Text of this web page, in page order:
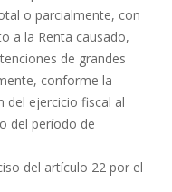
o parcialmente, con
a la Renta causado,
de grandes
conforme la
del ejercicio fiscal al
del período de
del artículo 22 por el